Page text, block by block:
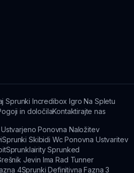
Sprunki Incredibox Igro Na Spletu
in določilaKontaktirajte nas
Ponovna Naložitev
Sprunki Skibidi Wc Ponovna Ustvaritev
Sprunklairity Sprunked
Jevin Ima Rad Tunner
4Sprunki Definitivna Fazna 3